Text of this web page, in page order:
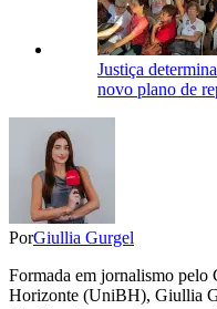
Justiça
novo plano de
PorGiullia Gurgel
Formada em jornalismo
Horizonte (UniBH), Giullia